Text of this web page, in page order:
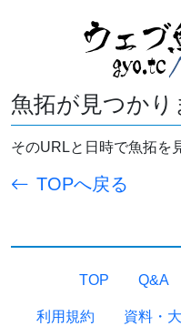
魚拓が見つかり
そのURLと日時で魚拓を
TOPへ戻る
TOP Q&A
利用規約 資料・